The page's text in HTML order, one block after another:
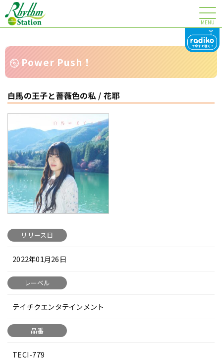
MENU
Power Push！
白馬の王子と薔薇色の私 / 花耶
リリース日
2022年01月26日
レーベル
テイチクエンタテインメント
品番
TECI-779